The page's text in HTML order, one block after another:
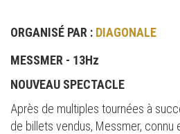
ORGANISÉ PAR : DIAGONALE
MESSMER - 13Hz
NOUVEAU SPECTACLE
Après de multiples tournées à
de billets vendus, Messmer, connu